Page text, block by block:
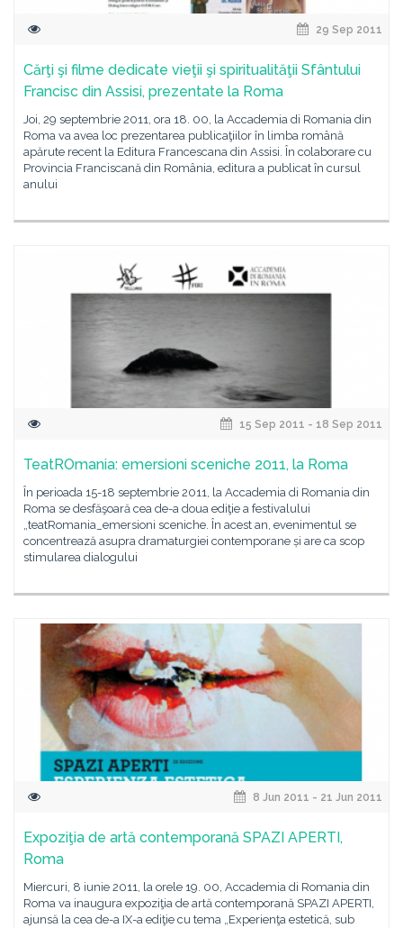
29 Sep 2011
Cărţi şi filme dedicate vieţii şi spiritualităţii Sfântului
Francisc din Assisi, prezentate la Roma
Joi, 29 septembrie 2011, ora 18. 00, la Accademia di Romania din
Roma va avea loc prezentarea publicaţiilor în limba română
apărute recent la Editura Francescana din Assisi. În colaborare cu
Provincia Franciscană din România, editura a publicat în cursul
anului
15 Sep 2011 - 18 Sep 2011
TeatROmania: emersioni sceniche 2011, la Roma
În perioada 15-18 septembrie 2011, la Accademia di Romania din
Roma se desfăşoară cea de-a doua ediţie a festivalului
„teatRomania_emersioni sceniche. În acest an, evenimentul se
concentrează asupra dramaturgiei contemporane și are ca scop
stimularea dialogului
8 Jun 2011 - 21 Jun 2011
Expoziţia de artă contemporană SPAZI APERTI,
Roma
Miercuri, 8 iunie 2011, la orele 19. 00, Accademia di Romania din
Roma va inaugura expoziţia de artă contemporană SPAZI APERTI,
ajunsă la cea de-a IX-a ediţie cu tema „Experienţa estetică, sub